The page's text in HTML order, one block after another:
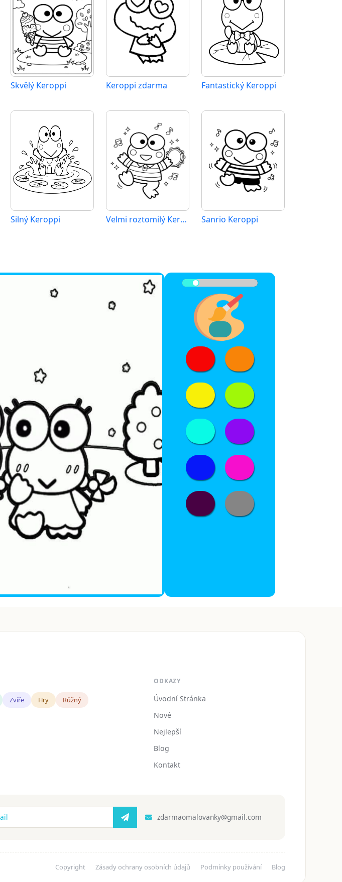
Skvělý Keroppi Keroppi zdarma Fantastický Keroppi
Silný Keroppi Velmi roztomilý Keroppi Sanrio Keroppi
Zvíře Hry Růžný
ODKAZY
Úvodní Stránka
Nové
Nejlepší
Blog
Kontakt
zdarmaomalovanky@gmail.com
Copyright Zásady ochrany osobních údajů Podmínky používání Blog